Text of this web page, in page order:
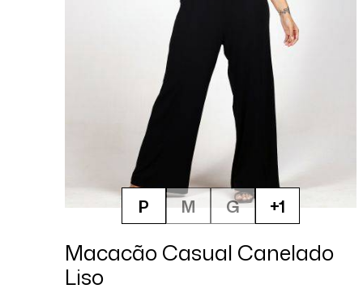
P M G +1
Macacão Casual Canelado
Liso